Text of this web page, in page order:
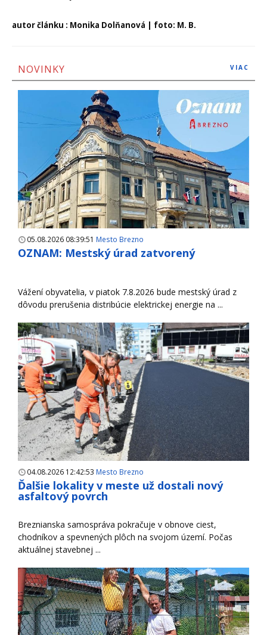
autor článku : Monika Dolňanová | foto: M. B.
NOVINKY VIAC
05.08.2026 08:39:51 Mesto Brezno
OZNAM: Mestský úrad zatvorený
Vážení obyvatelia, v piatok 7.8.2026 bude mestský úrad z
dôvodu prerušenia distribúcie elektrickej energie na ...
04.08.2026 12:42:53 Mesto Brezno
Ďalšie lokality v meste už dostali nový
asfaltový povrch
Breznianska samospráva pokračuje v obnove ciest,
chodníkov a spevnených plôch na svojom území. Počas
aktuálnej stavebnej ...